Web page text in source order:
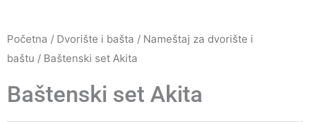
Početna / Dvorište i bašta / Nameštaj za dvorište i
baštu / Baštenski set Akita
Baštenski set Akita